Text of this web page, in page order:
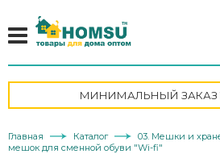
МИНИМАЛЬНЫЙ ЗАКАЗ
Главная Каталог 03. Мешки и
мешок для сменной обуви "Wi-fi"